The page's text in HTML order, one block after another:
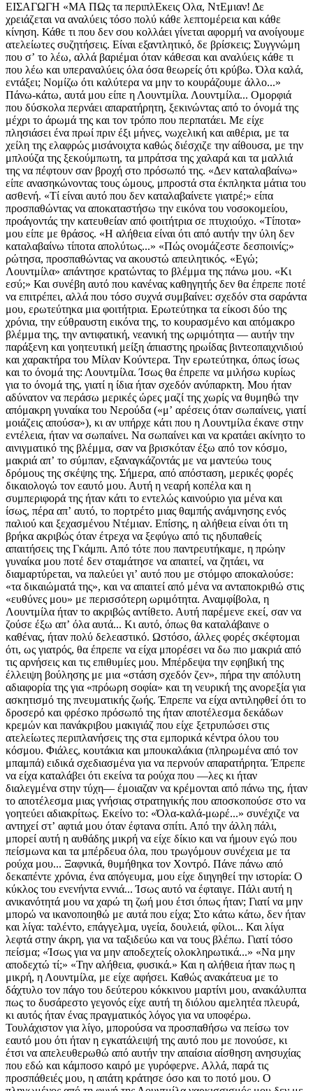
ΕΙΣΑΓΩΓΗ «ΜΑ ΠΩς τα περιπλΕκεις Ολα, ΝτΕμιαν! Δε
χρειάζεται να αναλύεις τόσο πολύ κάθε λεπτομέρεια και κάθε
κίνηση. Κάθε τι που δεν σου κολλάει γίνεται αφορμή να ανοίγουμε
ατελείωτες συζητήσεις. Είναι εξαντλητικό, δε βρίσκεις; Συγγνώμη
που σʼ το λέω, αλλά βαριέμαι όταν κάθεσαι και αναλύεις κάθε τι
που λέω και υπεραναλύεις όλα όσα θεωρείς ότι κρύβω. Όλα καλά,
εντάξει; Νομίζω ότι καλύτερα να μην το κουράζουμε άλλο...»
Πάνω-κάτω, αυτά μου είπε η Λουντμίλα. Λουντμίλα... Ομορφιά
που δύσκολα περνάει απαρατήρητη, ξεκινώντας από το όνομά της
μέχρι το άρωμά της και τον τρόπο που περπατάει. Με είχε
πλησιάσει ένα πρωί πριν έξι μήνες, νωχελική και αιθέρια, με τα
χείλη της ελαφρώς μισάνοιχτα καθώς διέσχιζε την αίθουσα, με την
μπλούζα της ξεκούμπωτη, τα μπράτσα της χαλαρά και τα μαλλιά
της να πέφτουν σαν βροχή στο πρόσωπό της. «Δεν καταλαβαίνω»
είπε ανασηκώνοντας τους ώμους, μπροστά στα έκπληκτα μάτια του
ασθενή. «Τί είναι αυτό που δεν καταλαβαίνετε γιατρέ;» είπα
προσπαθώντας να αποκαταστήσω την εικόνα του νοσοκομείου,
προάγοντάς την κατευθείαν από φοιτήτρια σε πτυχιούχο. «Τίποτα»
μου είπε με θράσος. «Η αλήθεια είναι ότι από αυτήν την ύλη δεν
καταλαβαίνω τίποτα απολύτως...» «Πώς ονομάζεστε δεσποινίς;»
ρώτησα, προσπαθώντας να ακουστώ απειλητικός. «Εγώ;
Λουντμίλα» απάντησε κρατώντας το βλέμμα της πάνω μου. «Κι
εσύ;» Και συνέβη αυτό που κανένας καθηγητής δεν θα έπρεπε ποτέ
να επιτρέπει, αλλά που τόσο συχνά συμβαίνει: σχεδόν στα σαράντα
μου, ερωτεύτηκα μια φοιτήτρια. Ερωτεύτηκα τα είκοσι δύο της
χρόνια, την εύθραυστη εικόνα της, το κουρασμένο και απόμακρο
βλέμμα της, την αντιφατική, νεανική της ωριμότητα — αυτήν την
παράξενη και γοητευτική μείξη άπιαστης ηρωίδας βιντεοπαιχνιδιού
και χαρακτήρα του Μίλαν Κούντερα. Την ερωτεύτηκα, όπως ίσως
και το όνομά της: Λουντμίλα. Ίσως θα έπρεπε να μιλήσω κυρίως
για το όνομά της, για­τί η ίδια ήταν σχεδόν ανύπαρκτη. Μου ήταν
αδύνατον να περάσω μερικές ώρες μαζί της χωρίς να θυμηθώ την
απόμακρη γυναίκα του Νερούδα («μʼ αρέσεις όταν σωπαίνεις, γιατί
μοιάζεις απούσα»), κι αν υπήρχε κάτι που η Λουντμίλα έκανε στην
εντέλεια, ήταν να σωπαίνει. Να σωπαίνει και να κρατάει ακίνητο το
αινιγματικό της βλέμμα, σαν να βρισκόταν έξω από τον κόσμο,
μακριά απʼ το σύμπαν, εξαναγκάζοντάς με να μαντεύω τους
δρόμους της σκέψης της. Σήμερα, από απόσταση, μερικές φορές
δικαιολογώ τον εαυτό μου. Αυτή η νεαρή κοπέλα και η
συμπεριφορά της ήταν κάτι το εντελώς καινούριο για μένα και
ίσως, πέρα απʼ αυτό, το πορτρέτο μιας θαμπής ανάμνησης ενός
παλιού και ξεχασμένου Ντέμιαν. Επίσης, η αλήθεια είναι ότι τη
βρήκα ακριβώς όταν έτρεχα να ξεφύγω από τις ηδυπαθείς
απαιτήσεις της Γκάμπι. Από τότε που παντρευτήκαμε, η πρώην
γυναίκα μου ποτέ δεν σταμάτησε να απαιτεί, να ζητάει, να
διαμαρτύρεται, να παλεύει γιʼ αυτό που με στόμφο αποκαλούσε:
«τα δικαιώματά της», και να απαιτεί από μένα να ανταποκριθώ στις
«ευθύνες μου» με περισσότερη ωριμότητα. Αναμφίβολα, η
Λουντμίλα ήταν το ακριβώς αντίθετο. Αυτή παρέμενε εκεί, σαν να
ζούσε έξω απʼ όλα αυτά... Κι αυτό, όπως θα καταλάβαινε ο
καθένας, ήταν πολύ δελεαστικό. Ωστόσο, άλλες φορές σκέφτομαι
ότι, ως γιατρός, θα έπρεπε να είχα μπορέσει να δω πιο μακριά από
τις αρνήσεις και τις επιθυμίες μου. Μπέρδεψα την εφηβική της
έλλειψη βούλησης με μια «στάση σχεδόν ζεν», πήρα την απόλυτη
αδια­φορία της για «πρόωρη σοφία» και τη νευρική της ανορεξία για
ασκητισμό της πνευματικής ζωής. Έπρεπε να είχα αντιληφθεί ότι το
δροσερό και φρέσκο πρόσωπό της ήταν αποτέλεσμα δεκάδων
κρεμών και πανάκριβου μακιγιάζ που είχε ξετρυπώσει στις
ατελείωτες περιπλανήσεις της στα εμπορικά κέντρα όλου του
κόσμου. Φιάλες, κουτάκια και μπουκαλάκια (πληρωμένα από τον
μπαμπά) ειδικά σχεδιασμένα για να περνούν απαρατήρητα. Έπρεπε
να είχα καταλάβει ότι εκείνα τα ρούχα που —λες κι ήταν
διαλεγμένα στην τύχη— έμοιαζαν να κρέμονται από πάνω της, ήταν
το αποτέλεσμα μιας γνήσιας στρατηγικής που αποσκοπούσε στο να
γοητεύει αδιακρίτως. Εκείνο το: «Όλα-καλά-μωρέ...» συνέχιζε να
αντηχεί στʼ αφτιά μου όταν έφτανα σπίτι. Από την άλλη πάλι,
μπορεί αυτή η αυθάδης μικρή να είχε δίκιο και να ήμουν εγώ που
πείσμωνα και τα μπέρδευα όλα, που τρωγόμουν συνέχεια με τα
ρούχα μου... Ξαφνικά, θυμήθηκα τον Χοντρό. Πάνε πάνω από
δεκαπέντε χρόνια, ένα απόγευμα, μου είχε διηγηθεί την ιστορία: Ο
κύκλος του ενενήντα εννιά... Ίσως αυτό να έφταιγε. Πάλι αυτή η
ανικανότητά μου να χαρώ τη ζωή μου έτσι όπως ήταν; Γιατί να μην
μπορώ να ικανοποιηθώ με αυτά που είχα; Στο κάτω κάτω, δεν ήταν
και λίγα: ταλέντο, επάγγελμα, υγεία, δουλειά, φίλοι... Και λίγα
λεφτά στην άκρη, για να ταξιδεύω και να τους βλέπω. Γιατί τόσο
πείσμα; «Ίσως για να μην αποδεχτείς ολοκληρωτικά...» «Να μην
αποδεχτώ τί;» «Την αλήθεια, φυσικά.» Και η αλήθεια ήταν πως η
μικρή, η Λουντμίλα, με είχε αφήσει. Καθώς ανακάτευα με το
δάχτυλο τον πάγο του δεύτερου κόκκινου μαρτίνι μου, ανακάλυπτα
πως το δυσάρεστο γεγονός είχε αυτή τη διόλου αμελητέα πλευρά,
κι αυτός ήταν ένας πραγματικός λόγος για να υποφέρω.
Τουλάχιστον για λίγο, μπορούσα να προσπαθήσω να πείσω τον
εαυτό μου ότι ήταν η εγκατάλειψή της αυτό που με πονούσε, κι
έτσι να απελευθερωθώ από αυτήν την απαίσια αίσθηση ανησυχίας
που εδώ και κάμποσο καιρό με γυρόφερνε. Αλλά, παρά τις
προσπάθειές μου, η απάτη κράτησε όσο και το ποτό μου. Ο